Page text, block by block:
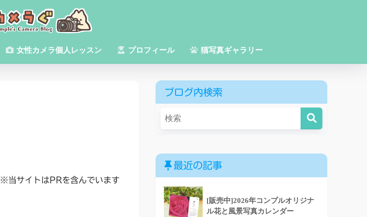
女性カメラ個人レッスン プロフィール 猫写真ギャラリー
※当サイトはPRを含んでいます
ブログ内検索
最近の記事
[販売中]2026年コンプルオリジナ
ル花と風景写真カレンダー